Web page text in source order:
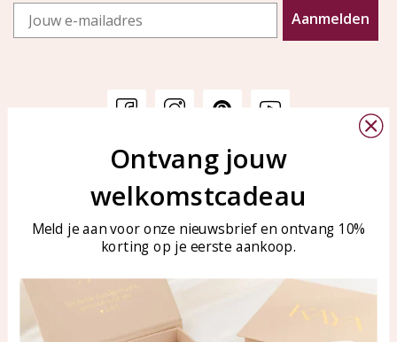
Email
Aanmelden
Veelgestelde vragen
Sieraden onderhouden
KAYA Sieraden
Bellen of WhatsApp Ma-Vr
tussen 09:00-17:00
Tel: 0850003187
WhatsApp: 0850003187
klantenservice@kayasierade
Ontvang jouw
welkomstcadeau
Meld je aan voor onze nieuwsbrief en ontvang 10%
korting op je eerste aankoop.